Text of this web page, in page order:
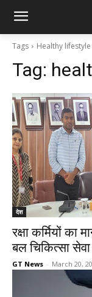
Tags Healthy lifestyle
Tag:
देश
रक्षा कर्मियों का
बल चिकित्सा
GT News - March 20,